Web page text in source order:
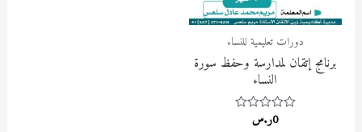
دورات تعليمية للنساء
برنامج إتقان لمدارسة وحفظ سورة
النساء
Rated
0ر.س